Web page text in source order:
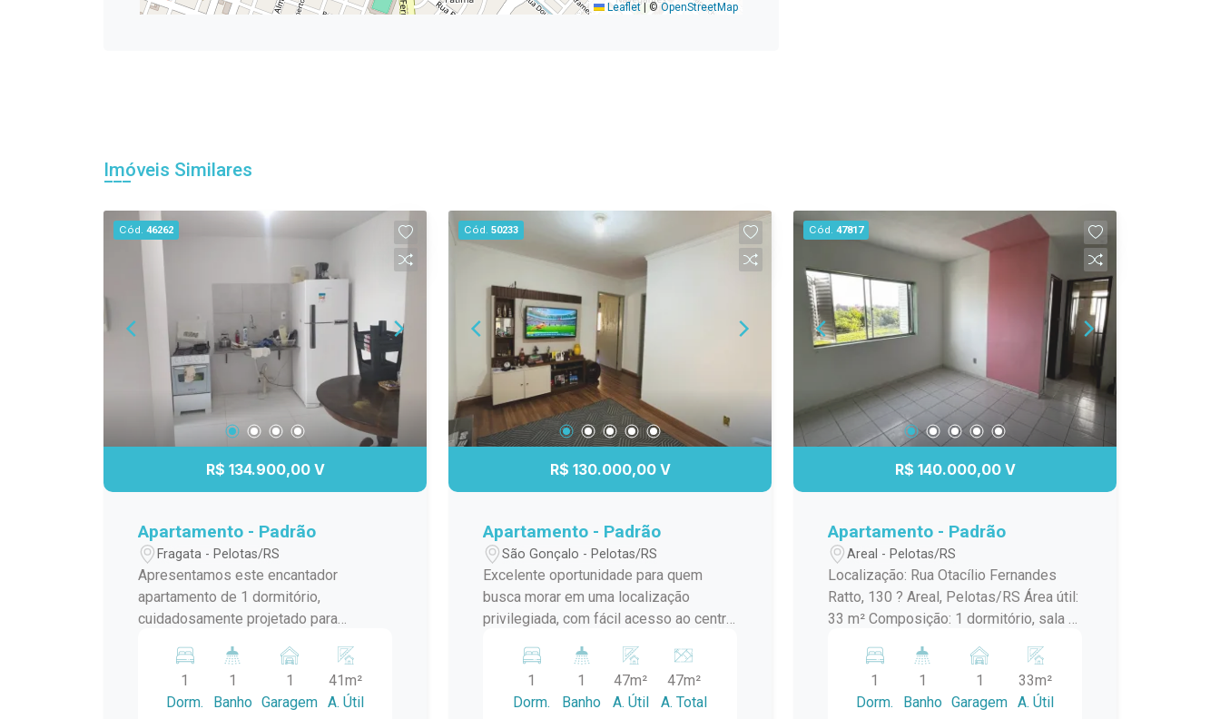
Leaflet © OpenStreetMap
Imóveis Similares
Cód. 46262
R$ 134.900,00 V
Apartamento - Padrão
Fragata - Pelotas/RS
Apresentamos este encantador
apartamento de 1 dormitório,
cuidadosamente projetado para
em um edifício bem conservado, este
imóvel destaca-se pela sua localização
privilegiada e generosos espaços
1
Dorm.
1
Banho
1
Garagem
41m²
A. Útil
Cód. 50233
R$ 130.000,00 V
Apartamento - Padrão
São Gonçalo - Pelotas/RS
Excelente oportunidade para quem
busca morar em uma localização
privilegiada, com fácil acesso ao centro
infraestrutura que você precisa. O
apartamento conta com 2 dormitórios,
sendo um deles transformado para
1
Dorm.
1
Banho
47m²
A. Útil
47m²
A. Total
Cód. 47817
R$ 140.000,00 V
Apartamento - Padrão
Areal - Pelotas/RS
Localização: Rua Otacílio Fernandes
Ratto, 130 ? Areal, Pelotas/RS Área útil:
33 m² Composição: 1 dormitório, sala e
garagem: 1 vaga Este apartamento é
ideal para quem busca praticidade,
conforto. Além disso, a localização
1
Dorm.
1
Banho
1
Garagem
33m²
A. Útil